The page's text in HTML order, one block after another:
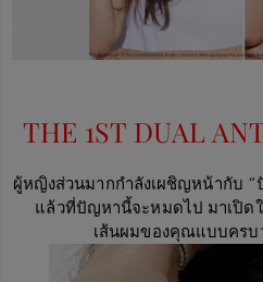
THE 1ST DUAL
ผู้หญิงส่วนมากกำลังเผชิญหน้ากับ “
แล้วที่ปัญหานี้จะหมดไป มาเปิด
เส้นผมของคุณแบบครบ